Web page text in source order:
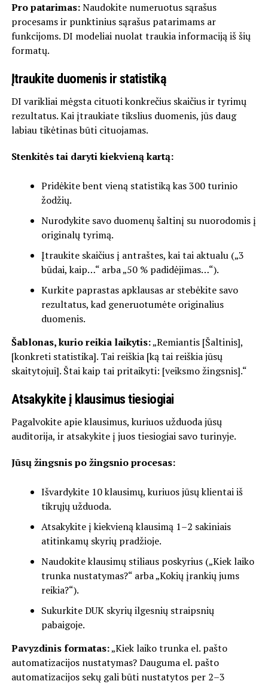
Pro patarimas:Naudokite numeruotus sąrašus
procesams ir punktinius sąrašus patarimams ar
funkcijoms. DI modeliai nuolat traukia informaciją iš šių
formatų.
Įtraukite duomenis ir statistiką
DI varikliai mėgsta cituoti konkrečius skaičius ir tyrimų
rezultatus. Kai įtraukiate tikslius duomenis, jūs daug
labiau tikėtinas būti cituojamas.
Stenkitės tai daryti kiekvieną kartą:
Pridėkite bent vieną statistiką kas 300 turinio
žodžių.
Nurodykite savo duomenų šaltinį su nuorodomis į
originalų tyrimą.
Įtraukite skaičius į antraštes, kai tai aktualu („3
būdai, kaip…“ arba „50 % padidėjimas…“).
Kurkite paprastas apklausas ar stebėkite savo
rezultatus, kad generuotumėte originalius
duomenis.
Šablonas, kurio reikia laikytis:„Remiantis [Šaltinis],
[konkreti statistika]. Tai reiškia [ką tai reiškia jūsų
skaitytojui]. Štai kaip tai pritaikyti: [veiksmo žingsnis].“
Atsakykite į klausimus tiesiogiai
Pagalvokite apie klausimus, kuriuos užduoda jūsų
auditorija, ir atsakykite į juos tiesiogiai savo turinyje.
Jūsų žingsnis po žingsnio procesas:
Išvardykite 10 klausimų, kuriuos jūsų klientai iš
tikrųjų užduoda.
Atsakykite į kiekvieną klausimą 1–2 sakiniais
atitinkamų skyrių pradžioje.
Naudokite klausimų stiliaus poskyrius („Kiek laiko
trunka nustatymas?“ arba „Kokių įrankių jums
reikia?“).
Sukurkite DUK skyrių ilgesnių straipsnių
pabaigoje.
Pavyzdinis formatas:„Kiek laiko trunka el. pašto
automatizacijos nustatymas? Dauguma el. pašto
automatizacijos sekų gali būti nustatytos per 2–3